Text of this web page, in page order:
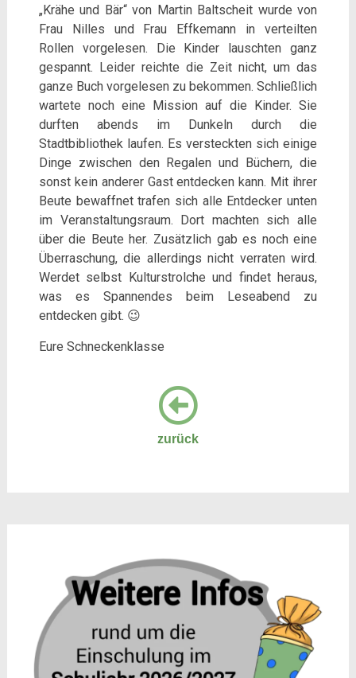
„Krähe und Bär“ von Martin Baltscheit wurde von
Frau Nilles und Frau Effkemann in verteilten
Rollen vorgelesen. Die Kinder lauschten ganz
gespannt. Leider reichte die Zeit nicht, um das
ganze Buch vorgelesen zu bekommen. Schließlich
wartete noch eine Mission auf die Kinder. Sie
durften abends im Dunkeln durch die
Stadtbibliothek laufen. Es versteckten sich einige
Dinge zwischen den Regalen und Büchern, die
sonst kein anderer Gast entdecken kann. Mit ihrer
Beute bewaffnet trafen sich alle Entdecker unten
im Veranstaltungsraum. Dort machten sich alle
über die Beute her. Zusätzlich gab es noch eine
Überraschung, die allerdings nicht verraten wird.
Werdet selbst Kulturstrolche und findet heraus,
was es Spannendes beim Leseabend zu
entdecken gibt. 😉
Eure Schneckenklasse
zurück